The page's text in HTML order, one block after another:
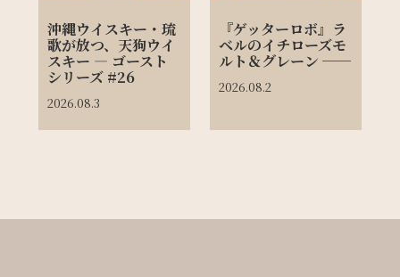
沖縄ウイスキー・琉
歌が放つ、天狗ウイ
スキー ― ゴースト
シリーズ #26
2026.08.3
『ゲッターロボ』ラ
ベルのイチローズモ
ルト＆グレーン ──
2026.08.2